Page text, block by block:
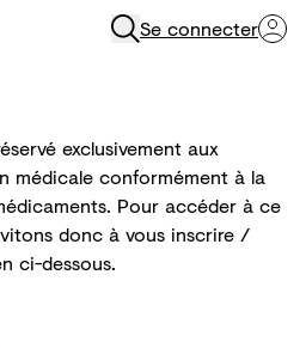
Se connecter
exclusivement aux
médicale conformément à la
Pour accéder à ce
donc à vous inscrire /
ci-dessous.